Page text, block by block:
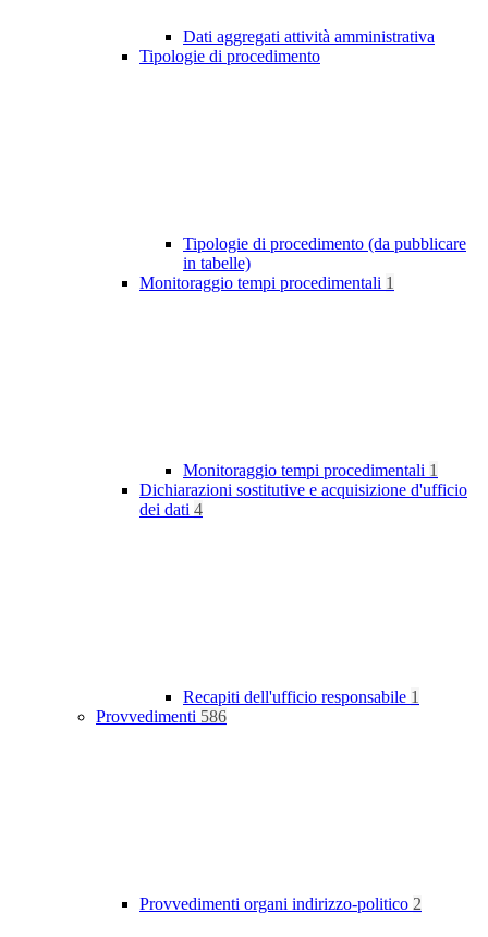
Dati aggregati attività amministrativa
Tipologie di procedimento
Tipologie di procedimento (da pubblicare
in tabelle)
Monitoraggio tempi procedimentali 1
Monitoraggio tempi procedimentali 1
Dichiarazioni sostitutive e acquisizione d'ufficio
dei dati 4
Recapiti dell'ufficio responsabile 1
Provvedimenti 586
Provvedimenti organi indirizzo-politico 2